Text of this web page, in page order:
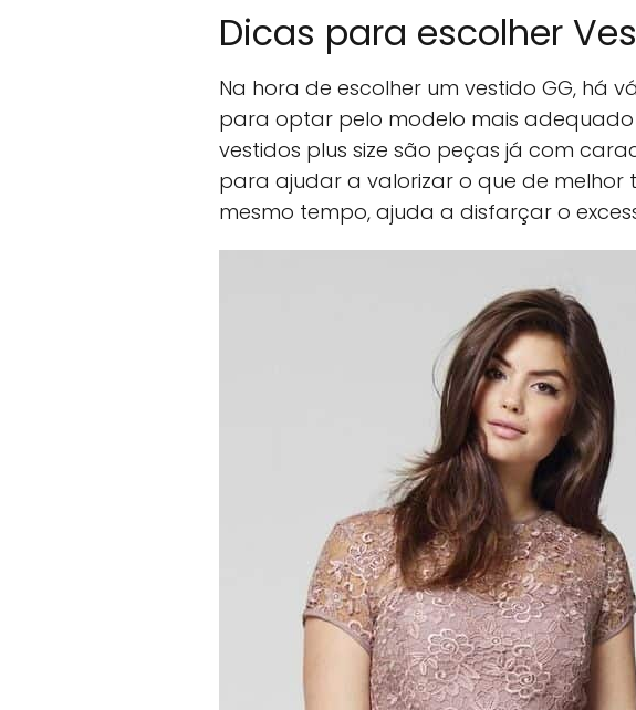
Dicas para escolher
Na hora de escolher um vestido GG, há
para optar pelo modelo mais adequado
vestidos plus size são peças já com
para ajudar a valorizar o que de melhor
mesmo tempo, ajuda a disfarçar o